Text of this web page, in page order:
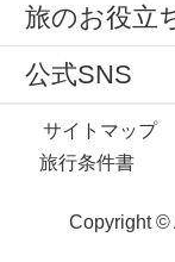
旅のお役立
公式SNS
サイトマップ
旅行条件書
Copyright ©